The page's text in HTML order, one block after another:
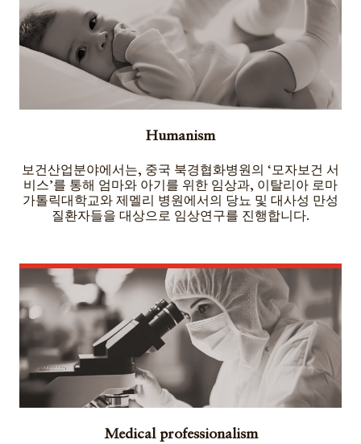
Humanism
보건산업분야에서는, 중국 북경협화병원의 ‘모자보건 서
비스’를 통해 엄마와 아기를 위한 임상과, 이탈리아 로마
가톨릭대학교와 제멜리 병원에서의 당뇨 및 대사성 만성
질환자들을 대상으로 임상연구를 진행합니다.
Medical professionalism